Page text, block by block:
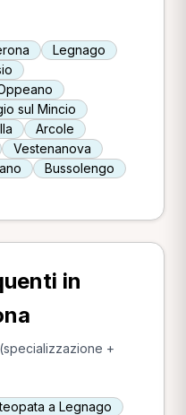
Legnago
sul Mincio
Arcole
Vestenanova
Bussolengo
in
+
a Legnago